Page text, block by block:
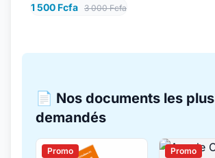
1 500 Fcfa 3 000 Fcfa
📄 Nos documents les plus
demandés
Promo Promo